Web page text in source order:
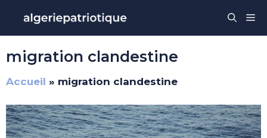
contenu
migration clandestine
Accueil » migration clandestine